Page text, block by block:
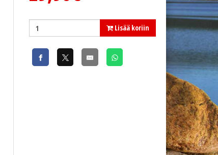
Lisää koriin